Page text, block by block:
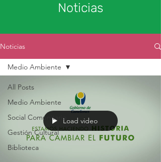
Noticias
Noticias
All Posts
Medio Ambiente
Social Comunitario
Gestión Cultural
Biblioteca
Medio Ambiente
Load video